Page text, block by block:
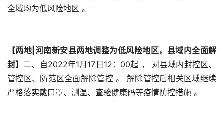
全域均为低风险地区 。
【两地|河南新安县两地调整为低风险地区，县域内全面解
封】 二、自2022年1月17日12：00起 ， 对县域内封控区、
管控区、防范区全面解除管控 。 解除管控后相关区域继续
严格落实戴口罩、测温、查验健康码等疫情防控措施 。